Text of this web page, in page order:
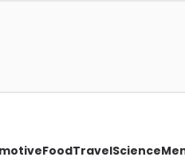
FoodTravelScience